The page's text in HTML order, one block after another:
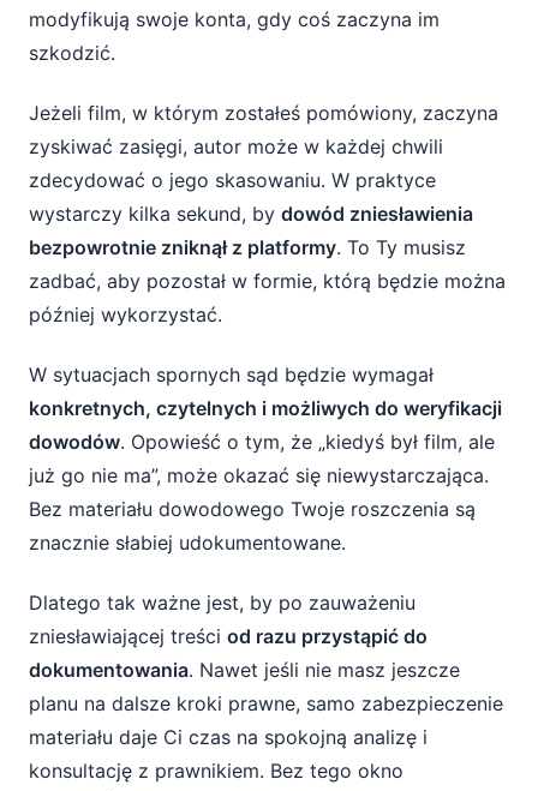
modyfikują swoje konta, gdy coś zaczyna im
szkodzić.
Jeżeli film, w którym zostałeś pomówiony, zaczyna
zyskiwać zasięgi, autor może w każdej chwili
zdecydować o jego skasowaniu. W praktyce
wystarczy kilka sekund, by dowód zniesławienia
bezpowrotnie zniknął z platformy. To Ty musisz
zadbać, aby pozostał w formie, którą będzie można
później wykorzystać.
W sytuacjach spornych sąd będzie wymagał
konkretnych, czytelnych i możliwych do weryfikacji
dowodów. Opowieść o tym, że „kiedyś był film, ale
już go nie ma”, może okazać się niewystarczająca.
Bez materiału dowodowego Twoje roszczenia są
znacznie słabiej udokumentowane.
Dlatego tak ważne jest, by po zauważeniu
zniesławiającej treści od razu przystąpić do
dokumentowania. Nawet jeśli nie masz jeszcze
planu na dalsze kroki prawne, samo zabezpieczenie
materiału daje Ci czas na spokojną analizę i
konsultację z prawnikiem. Bez tego okno